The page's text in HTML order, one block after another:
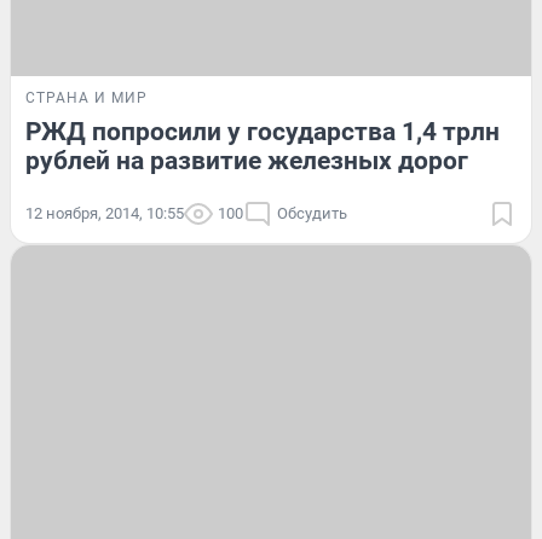
СТРАНА И МИР
РЖД попросили у государства 1,4 трлн
рублей на развитие железных дорог
12 ноября, 2014, 10:55 100 Обсудить